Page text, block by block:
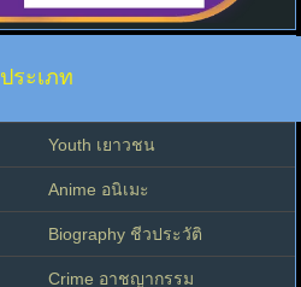
ประเภท
Youth เยาวชน
Anime อนิเมะ
Biography ชีวประวัติ
Crime อาชญากรรม